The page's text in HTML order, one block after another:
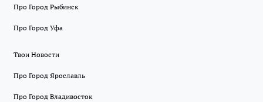
Про Город Рыбинск
Про Город Уфа
Твои Новости
Про Город Ярославль
Про Город Владивосток